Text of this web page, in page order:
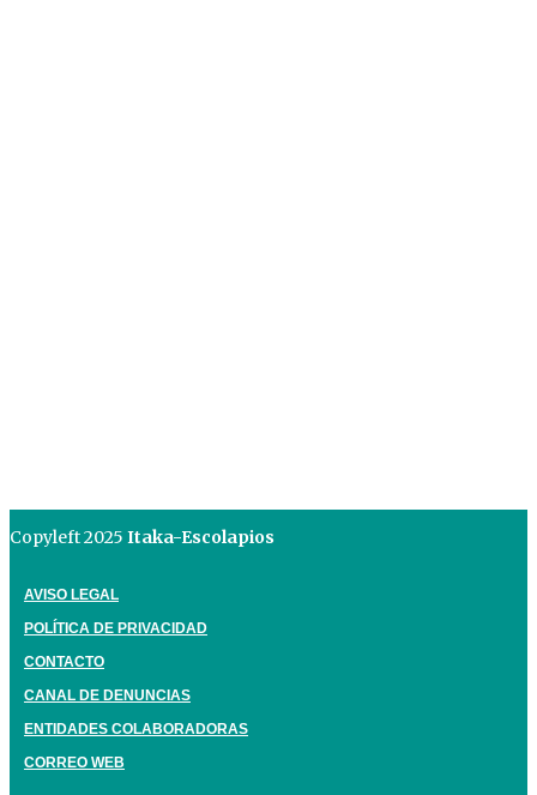
Copyleft 2025 Itaka-Escolapios
AVISO LEGAL
POLÍTICA DE PRIVACIDAD
CONTACTO
CANAL DE DENUNCIAS
ENTIDADES COLABORADORAS
CORREO WEB